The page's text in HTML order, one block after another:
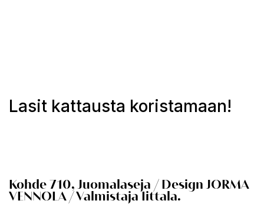
Lasit kattausta koristamaan!
Kohde 710, Juomalaseja / Design JORMA
VENNOLA / Valmistaja Iittala.